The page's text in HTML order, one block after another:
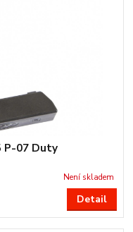
P-07 Duty
Není skladem
Detail